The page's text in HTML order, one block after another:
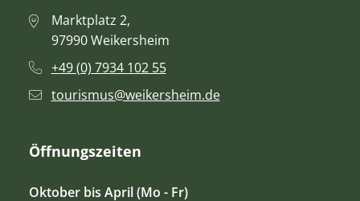
Marktplatz 2,
97990 Weikersheim
+49 (0) 7934 102 55
tourismus@weikersheim.de
Öffnungszeiten
Oktober bis April (Mo - Fr)